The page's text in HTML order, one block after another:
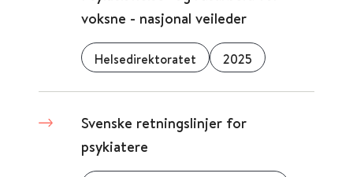
voksne - nasjonal veileder
Helsedirektoratet 2025
Svenske retningslinjer for
psykiatere